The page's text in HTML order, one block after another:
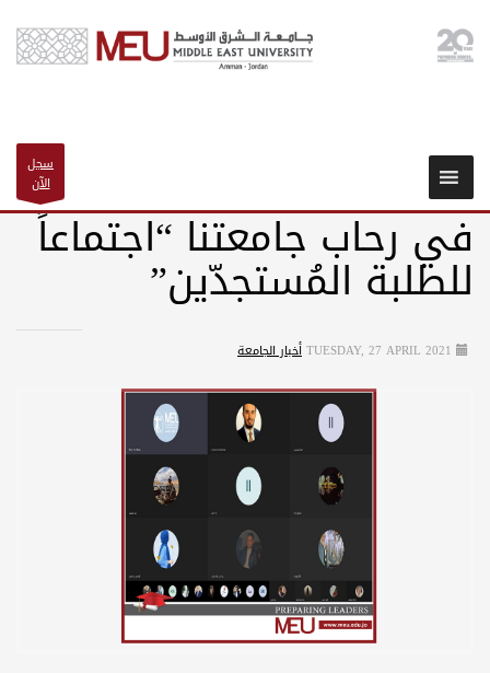
سجل
الآن
في رحاب جامعتنا “اجتماعاً
للطلبة المُستجدّين”
TUESDAY, 27 APRIL 2021أخبار الجامعة